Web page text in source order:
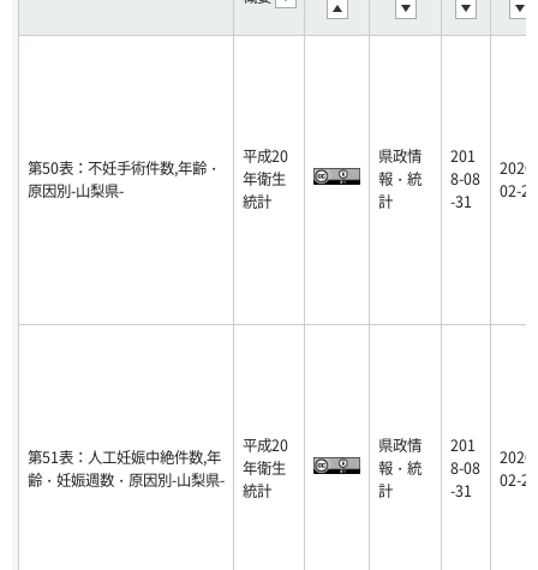
第50表：不妊手術件数,年齢・
原因別-山梨県-
平成20
年衛生
統計
県政情
報・統
計
201
8-08
-31
2020-
02-25
第51表：人工妊娠中絶件数,年
齢・妊娠週数・原因別-山梨県-
平成20
年衛生
統計
県政情
報・統
計
201
8-08
-31
2020-
02-25